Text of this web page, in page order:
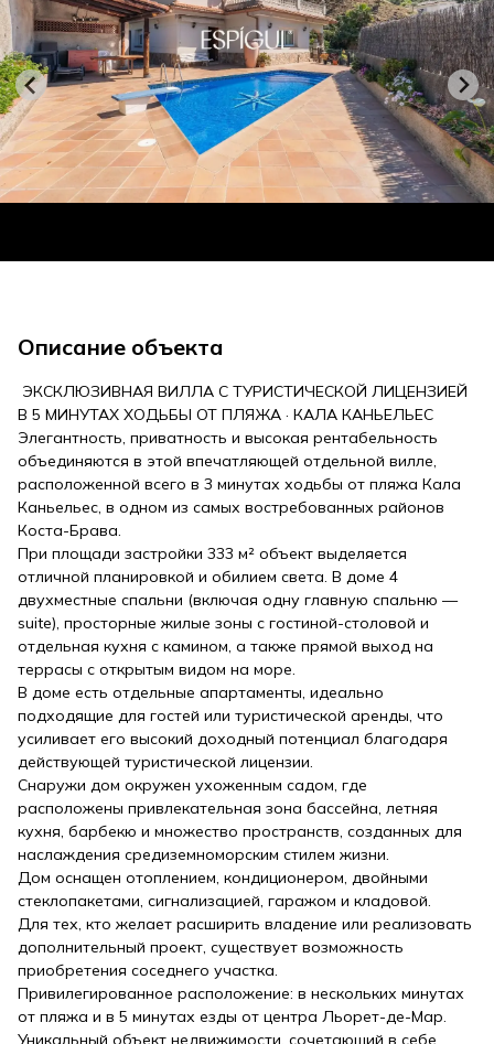
Описание объекта
ЭКСКЛЮЗИВНАЯ ВИЛЛА С ТУРИСТИЧЕСКОЙ ЛИЦЕНЗИЕЙ
В 5 МИНУТАХ ХОДЬБЫ ОТ ПЛЯЖА · КАЛА КАНЬЕЛЬЕС
Элегантность, приватность и высокая рентабельность
объединяются в этой впечатляющей отдельной вилле,
расположенной всего в 3 минутах ходьбы от пляжа Кала
Каньельес, в одном из самых востребованных районов
Коста-Брава.
При площади застройки 333 м² объект выделяется
отличной планировкой и обилием света. В доме 4
двухместные спальни (включая одну главную спальню —
suite), просторные жилые зоны с гостиной-столовой и
отдельная кухня с камином, а также прямой выход на
террасы с открытым видом на море.
В доме есть отдельные апартаменты, идеально
подходящие для гостей или туристической аренды, что
усиливает его высокий доходный потенциал благодаря
действующей туристической лицензии.
Снаружи дом окружен ухоженным садом, где
расположены привлекательная зона бассейна, летняя
кухня, барбекю и множество пространств, созданных для
наслаждения средиземноморским стилем жизни.
Дом оснащен отоплением, кондиционером, двойными
стеклопакетами, сигнализацией, гаражом и кладовой.
Для тех, кто желает расширить владение или реализовать
дополнительный проект, существует возможность
приобретения соседнего участка.
Привилегированное расположение: в нескольких минутах
от пляжа и в 5 минутах езды от центра Льорет-де-Мар.
Уникальный объект недвижимости, сочетающий в себе